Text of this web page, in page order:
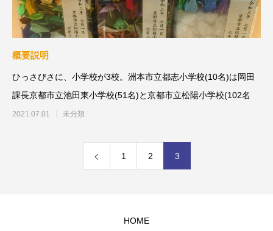
概要説明
ひっさびさに、小学校が3校。洲本市立都志小学校(10名)は岡田
課長京都市立池田東小学校(51名)と京都市立松陽小学校(102名
2021.07.01 未分類
1 2 3
HOME